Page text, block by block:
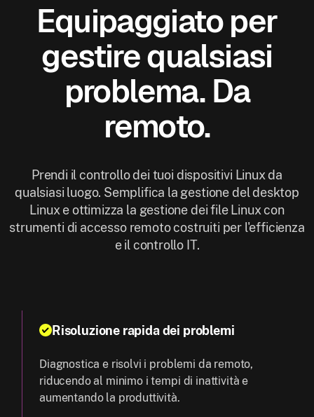
Equipaggiato per
gestire qualsiasi
problema. Da
remoto.
Prendi il controllo dei tuoi dispositivi Linux da
qualsiasi luogo. Semplifica la gestione del desktop
Linux e ottimizza la gestione dei file Linux con
strumenti di accesso remoto costruiti per l'efficienza
e il controllo IT.
Risoluzione rapida dei problemi
Diagnostica e risolvi i problemi da remoto,
riducendo al minimo i tempi di inattività e
aumentando la produttività.